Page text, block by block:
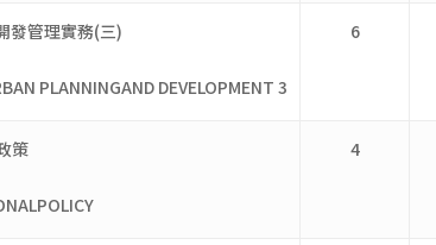
發管理實務(三)
PLANNINGAND DEVELOPMENT 3
6
策 4